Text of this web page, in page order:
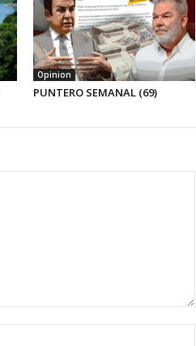
Opinion
PUNTERO SEMANAL (69)